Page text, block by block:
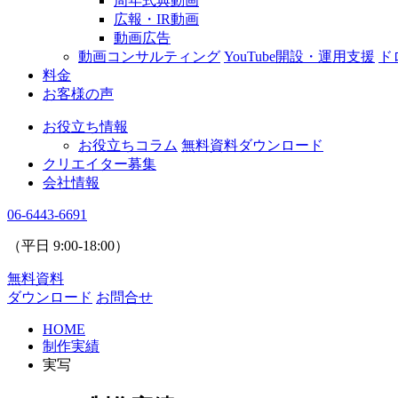
広報・IR動画
動画広告
動画コンサルティング YouTube開設・運用支援
料金
お客様の声
お役立ち情報
お役立ちコラム 無料資料ダウンロード
クリエイター募集
会社情報
06-6443-6691
（平日 9:00-18:00）
無料資料
ダウンロード お問合せ
HOME
制作実績
実写